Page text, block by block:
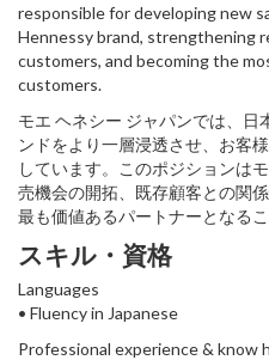
responsible for developing new
Hennessy brand, strengthening
customers, and becoming the
customers.
モエ ヘネシー ジャパンでは、日
ンドをより一層浸透させ、お客
しています。このポジションは
売機会の開拓、既存顧客との関
最も価値あるパートナーとなる
スキル・資格
Languages
• Fluency in Japanese
Professional experience & know